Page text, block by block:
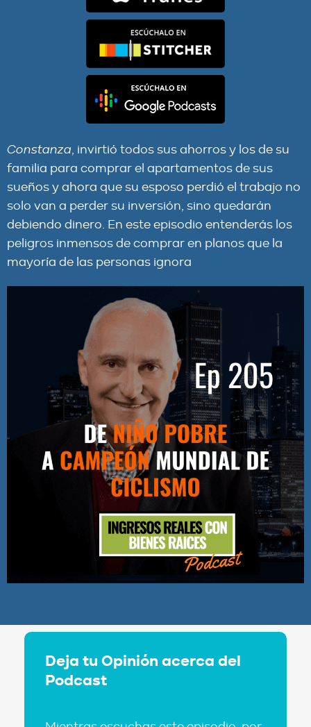
Constanza, invirtió todos sus ahorros y los de su
familia para comprar el apartamentos de sus
sueños y ahora que su esposo perdió el trabajo no
solo van a perder su inversión, sino quedarán
debiendo dinero. En este episodio entenderás los
peligros inmensos de comprar en planos que la
mayoría de las personas ignora
Deja tu Opinión acerca del
Podcast